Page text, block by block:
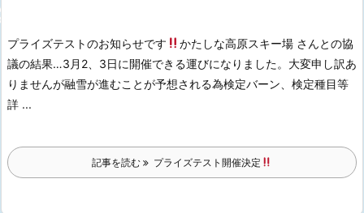
プライズテストのお知らせです
かたしな高原スキー場 さんとの協
議の結果…3月2、3日に開催できる運びになりました。 大変申し訳あ
りませんが融雪が進むことが予想される為検定バーン、検定種目等
詳 ...
記事を読む プライズテスト開催決定